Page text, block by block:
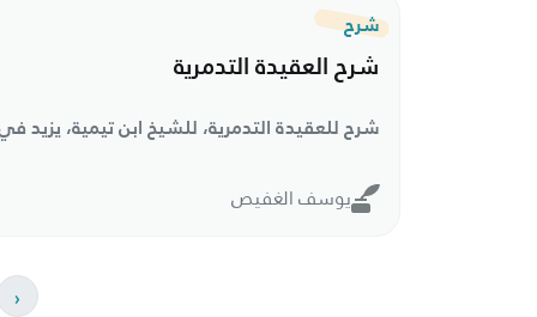
شرح
شرح العقيدة التدمرية
شرح للعقيدة التدمرية، للشيخ ابن تيمية، يزيد
يوسف الغفيص
‹